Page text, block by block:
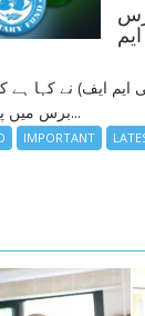
ریونیو 2 برس
برس میں پاکستان کا...
IMPORTANT